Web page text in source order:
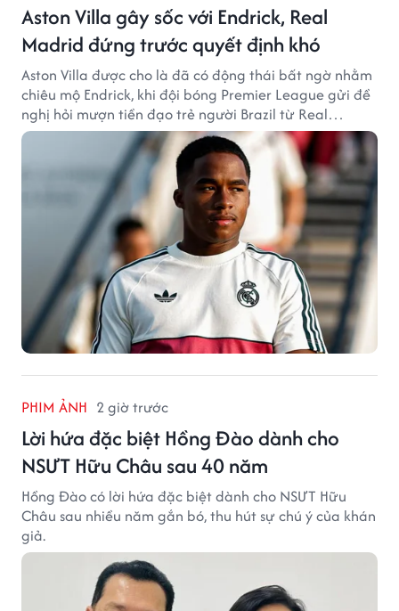
Aston Villa gây sốc với Endrick, Real
Madrid đứng trước quyết định khó
Aston Villa được cho là đã có động thái bất ngờ nhằm
chiêu mộ Endrick, khi đội bóng Premier League gửi đề
nghị hỏi mượn tiền đạo trẻ người Brazil từ Real
Madrid.
PHIM ẢNH 2 giờ trước
Lời hứa đặc biệt Hồng Đào dành cho
NSƯT Hữu Châu sau 40 năm
Hồng Đào có lời hứa đặc biệt dành cho NSƯT Hữu
Châu sau nhiều năm gắn bó, thu hút sự chú ý của khán
giả.